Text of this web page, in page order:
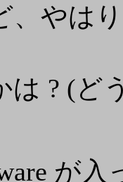
やは
は ? (ど
が